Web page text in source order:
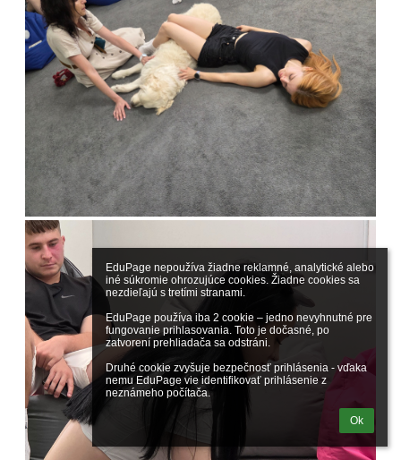
EduPage nepoužíva žiadne reklamné, analytické alebo
iné súkromie ohrozujúce cookies. Žiadne cookies sa
nezdieľajú s tretími stranami.
EduPage používa iba 2 cookie – jedno nevyhnutné pre
fungovanie prihlasovania. Toto je dočasné, po
zatvorení prehliadača sa odstráni.
Druhé cookie zvyšuje bezpečnosť prihlásenia - vďaka
nemu EduPage vie identifikovať prihlásenie z
neznámeho počítača.
Ok